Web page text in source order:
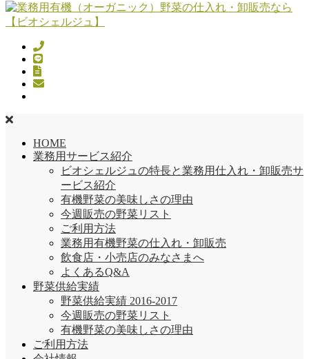
HOME
業務用サービス紹介
ビオシェルジュの特長と業務用仕入れ・卸販売サ
ービス紹介
有機野菜の美味しさの理由
今週販売の野菜リスト
ご利用方法
業務用有機野菜の仕入れ・卸販売
飲食店・小売店のみなさまへ
よくあるQ&A
野菜供給実績
野菜供給実績 2016-2017
今週販売の野菜リスト
有機野菜の美味しさの理由
ご利用方法